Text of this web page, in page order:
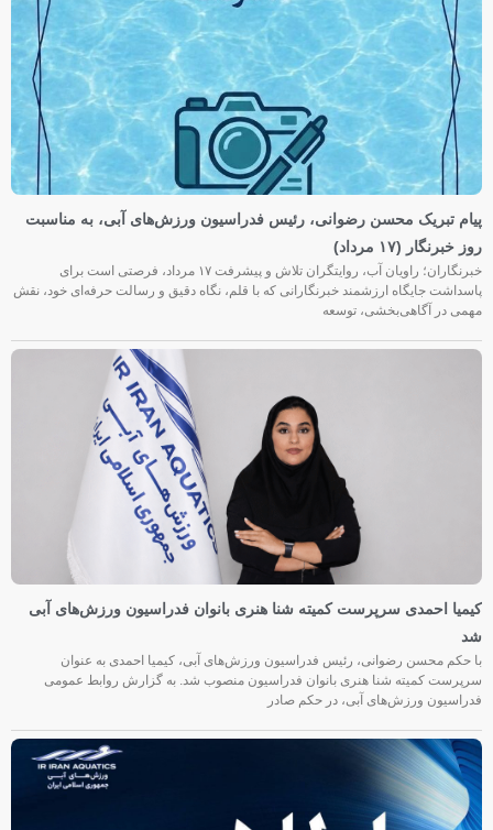
پیام تبریک محسن رضوانی، رئیس فدراسیون ورزش‌های آبی، به مناسبت
روز خبرنگار (۱۷ مرداد)
خبرنگاران؛ راویان آب، روایتگران تلاش و پیشرفت ۱۷ مرداد، فرصتی است برای
پاسداشت جایگاه ارزشمند خبرنگارانی که با قلم، نگاه دقیق و رسالت حرفه‌ای خود، نقش
مهمی در آگاهی‌بخشی، توسعه
کیمیا احمدی سرپرست کمیته شنا هنری بانوان فدراسیون ورزش‌های آبی
شد
با حکم محسن رضوانی، رئیس فدراسیون ورزش‌های آبی، کیمیا احمدی به عنوان
سرپرست کمیته شنا هنری بانوان فدراسیون منصوب شد. به گزارش روابط عمومی
فدراسیون ورزش‌های آبی، در حکم صادر